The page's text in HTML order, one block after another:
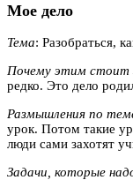
Мое дело
Тема: Разобраться,
Почему этим стоит
редко. Это дело
Размышления по
урок. Потом такие
люди сами захотят
Задачи, которые